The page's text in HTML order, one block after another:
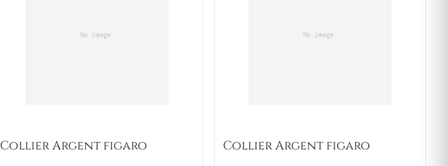
Collier Argent figaro Collier Argent figaro